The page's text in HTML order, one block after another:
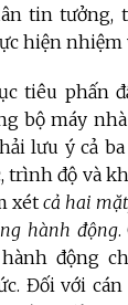
tin tưởng,
hiện nhiệm
tiêu phấn
bộ máy
lưu ý cả
trình độ và
xét cả hai
hành động.
động
Đối với cán